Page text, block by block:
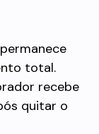
total.
recebe
quitar o